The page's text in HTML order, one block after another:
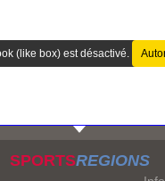
(like box) est désactivé.
SPORTSREGIONS